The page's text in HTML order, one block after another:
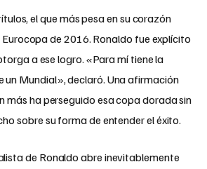
el que más pesa en su corazón
Eurocopa de 2016. Ronaldo fue explícito
a ese logro. «Para mí tiene la
un Mundial», declaró. Una afirmación
más ha perseguido esa copa dorada sin
sobre su forma de entender el éxito.
de Ronaldo abre inevitablemente